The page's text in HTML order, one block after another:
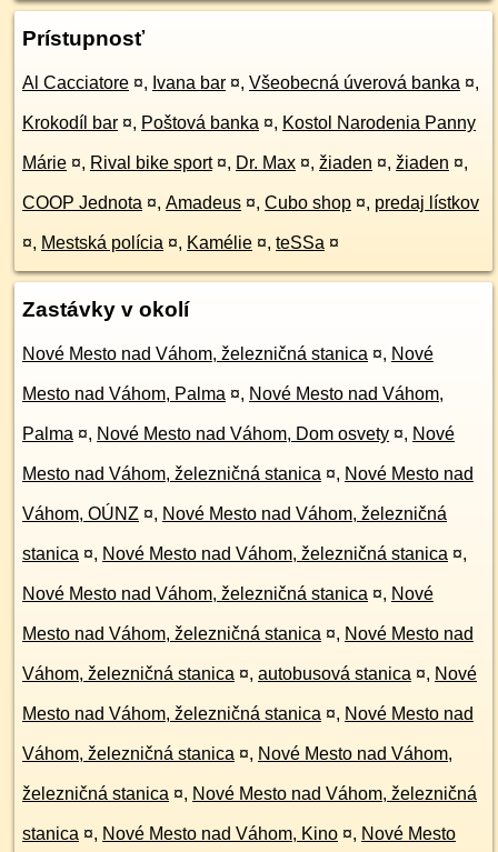
Prístupnosť
Al Cacciatore ¤, Ivana bar ¤, Všeobecná úverová banka ¤,
Krokodíl bar ¤, Poštová banka ¤, Kostol Narodenia Panny
Márie ¤, Rival bike sport ¤, Dr. Max ¤, žiaden ¤, žiaden ¤,
COOP Jednota ¤, Amadeus ¤, Cubo shop ¤, predaj lístkov
¤, Mestská polícia ¤, Kamélie ¤, teSSa ¤
Zastávky v okolí
Nové Mesto nad Váhom, železničná stanica ¤, Nové
Mesto nad Váhom, Palma ¤, Nové Mesto nad Váhom,
Palma ¤, Nové Mesto nad Váhom, Dom osvety ¤, Nové
Mesto nad Váhom, železničná stanica ¤, Nové Mesto nad
Váhom, OÚNZ ¤, Nové Mesto nad Váhom, železničná
stanica ¤, Nové Mesto nad Váhom, železničná stanica ¤,
Nové Mesto nad Váhom, železničná stanica ¤, Nové
Mesto nad Váhom, železničná stanica ¤, Nové Mesto nad
Váhom, železničná stanica ¤, autobusová stanica ¤, Nové
Mesto nad Váhom, železničná stanica ¤, Nové Mesto nad
Váhom, železničná stanica ¤, Nové Mesto nad Váhom,
železničná stanica ¤, Nové Mesto nad Váhom, železničná
stanica ¤, Nové Mesto nad Váhom, Kino ¤, Nové Mesto